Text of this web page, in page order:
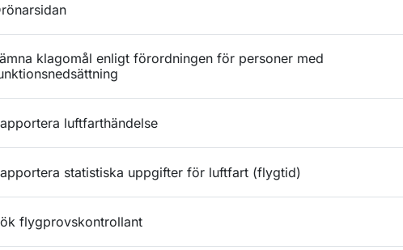
klagomål enligt förordningen för personer med
luftfarthändelse
statistiska uppgifter för luftfart (flygtid)
flygprovskontrollant